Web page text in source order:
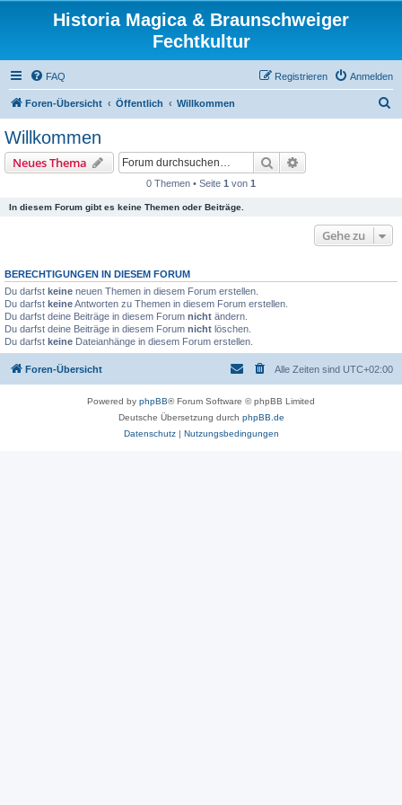
Historia Magica & Braunschweiger
Fechtkultur
FAQ Anmelden
Registrieren
Foren-Übersicht Öffentlich Willkommen
Willkommen
Neues Thema Suche
0 Themen • Seite 1 von 1
In diesem Forum gibt es keine Themen oder Beiträge.
Gehe zu
BERECHTIGUNGEN IN DIESEM FORUM
Du darfst keine neuen Themen in diesem Forum erstellen.
Du darfst keineAntworten zu Themen in diesem Forum erstellen.
Du darfst deine Beiträge in diesem Forum nicht ändern.
Du darfst deine Beiträge in diesem Forum nicht löschen.
Du darfst keine Dateianhänge in diesem Forum erstellen.
Foren-Übersicht Alle Zeiten sind UTC+02:00
Powered by phpBB® Forum Software © phpBB Limited
Deutsche Übersetzung durch phpBB.de
Datenschutz| Nutzungsbedingungen